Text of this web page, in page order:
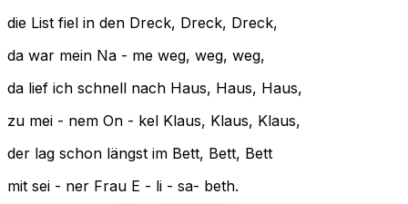
die List fiel in den Dreck, Dreck, Dreck,
da war mein Na - me weg, weg, weg,
da lief ich schnell nach Haus, Haus, Haus,
zu mei - nem On - kel Klaus, Klaus, Klaus,
der lag schon längst im Bett, Bett, Bett
mit sei - ner Frau E - li - sa- beth.